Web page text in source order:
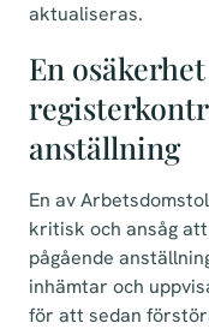
aktualiseras.
En
anställning
En av
kritisk och ansåg
pågående
inhämtar och
för att sedan